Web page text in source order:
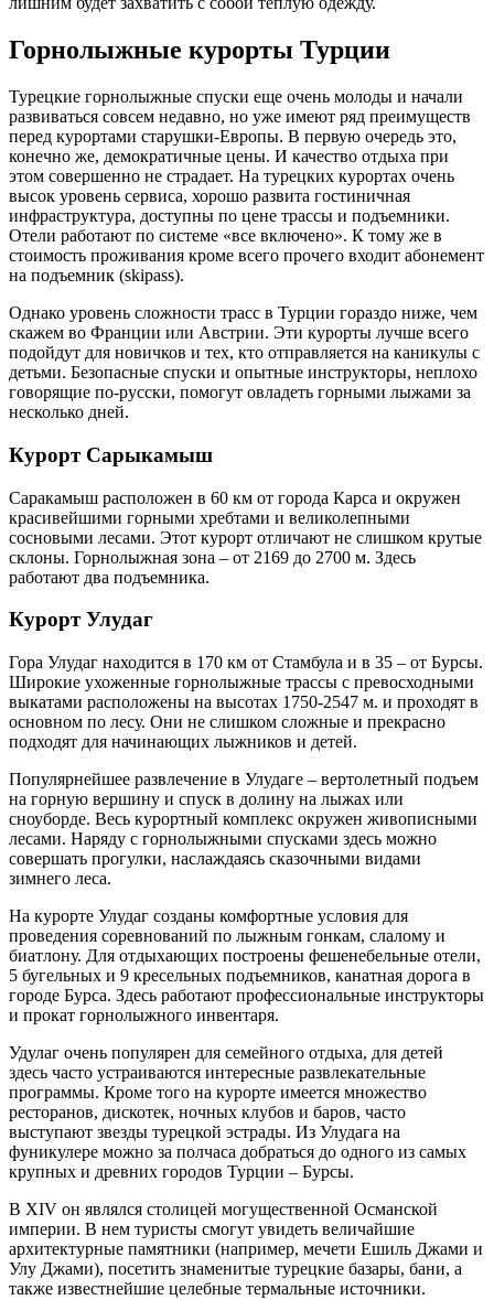
Горнолыжные курорты Турции
Турецкие горнолыжные спуски еще очень молоды и начали
развиваться совсем недавно, но уже имеют ряд преимуществ
перед курортами старушки-Европы. В первую очередь это,
конечно же, демократичные цены. И качество отдыха при
этом совершенно не страдает. На турецких курортах очень
высок уровень сервиса, хорошо развита гостиничная
инфраструктура, доступны по цене трассы и подъемники.
Отели работают по системе «все включено». К тому же в
стоимость проживания кроме всего прочего входит абонемент
на подъемник (skipass).
Однако уровень сложности трасс в Турции гораздо ниже, чем
скажем во Франции или Австрии. Эти курорты лучше всего
подойдут для новичков и тех, кто отправляется на каникулы с
детьми. Безопасные спуски и опытные инструкторы, неплохо
говорящие по-русски, помогут овладеть горными лыжами за
несколько дней.
Курорт Сарыкамыш
Саракамыш расположен в 60 км от города Карса и окружен
красивейшими горными хребтами и великолепными
сосновыми лесами. Этот курорт отличают не слишком крутые
склоны. Горнолыжная зона – от 2169 до 2700 м. Здесь
работают два подъемника.
Курорт Улудаг
Гора Улудаг находится в 170 км от Стамбула и в 35 – от Бурсы.
Широкие ухоженные горнолыжные трассы с превосходными
выкатами расположены на высотах 1750-2547 м. и проходят в
основном по лесу. Они не слишком сложные и прекрасно
подходят для начинающих лыжников и детей.
Популярнейшее развлечение в Улудаге – вертолетный подъем
на горную вершину и спуск в долину на лыжах или
сноуборде. Весь курортный комплекс окружен живописными
лесами. Наряду с горнолыжными спусками здесь можно
совершать прогулки, наслаждаясь сказочными видами
зимнего леса.
На курорте Улудаг созданы комфортные условия для
проведения соревнований по лыжным гонкам, слалому и
биатлону. Для отдыхающих построены фешенебельные отели,
5 бугельных и 9 кресельных подъемников, канатная дорога в
городе Бурса. Здесь работают профессиональные инструкторы
и прокат горнолыжного инвентаря.
Удулаг очень популярен для семейного отдыха, для детей
здесь часто устраиваются интересные развлекательные
программы. Кроме того на курорте имеется множество
ресторанов, дискотек, ночных клубов и баров, часто
выступают звезды турецкой эстрады. Из Улудага на
фуникулере можно за полчаса добраться до одного из самых
крупных и древних городов Турции – Бурсы.
В XIV он являлся столицей могущественной Османской
империи. В нем туристы смогут увидеть величайшие
архитектурные памятники (например, мечети Ешиль Джами и
Улу Джами), посетить знаменитые турецкие базары, бани, а
также известнейшие целебные термальные источники.